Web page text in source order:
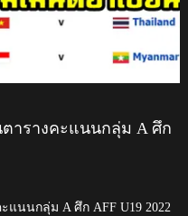
ารางคะแนนกลุ่ม A ศึก
แนนกลุ่ม A ศึก AFF U19 2022